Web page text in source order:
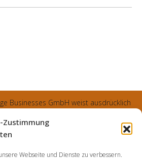
Zustimmung
Webseite und Dienste zu verbessern.
Businesses GmbH weist ausdrücklich
Aufträge an die SecuPart GmbH
hin, dass wir in manchen Ortschaften